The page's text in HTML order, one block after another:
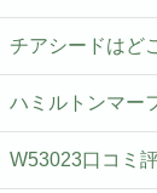
チアシードはど
ハミルトンマー
W53023口コミ